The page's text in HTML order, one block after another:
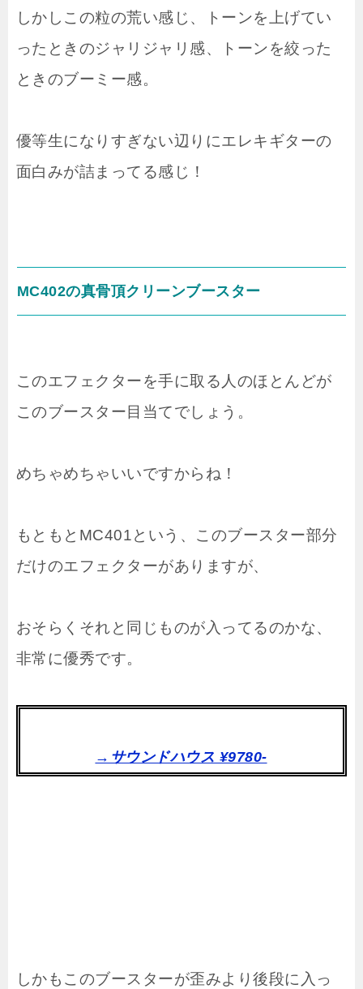
しかしこの粒の荒い感じ、トーンを上げてい
ったときのジャリジャリ感、トーンを絞った
ときのブーミー感。
優等生になりすぎない辺りにエレキギターの
面白みが詰まってる感じ！
MC402の真骨頂クリーンブースター
このエフェクターを手に取る人のほとんどが
このブースター目当てでしょう。
めちゃめちゃいいですからね！
もともとMC401という、このブースター部分
だけのエフェクターがありますが、
おそらくそれと同じものが入ってるのかな、
非常に優秀です。
→サウンドハウス ¥9780-
しかもこのブースターが歪みより後段に入っ